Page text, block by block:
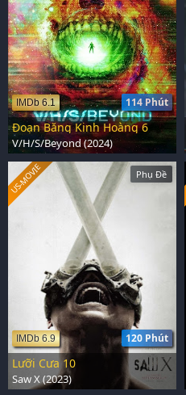
114 Phút
IMDb 6.1
Đoạn Băng Kinh Hoàng 6
V/H/S/Beyond (2024)
Phụ Đề
120 Phút
IMDb 6.9
US-MOVIE
Lưỡi Cưa 10
Saw X (2023)